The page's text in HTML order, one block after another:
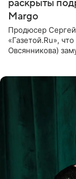
раскрыты
Margo
Продюсер Сергей
«Газетой.Ru»,
Овсянникова)